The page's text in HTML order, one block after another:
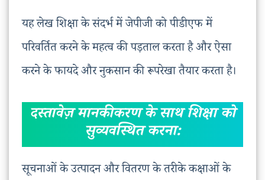
यह लेख शिक्षा के संदर्भ में जेपीजी को पीडीएफ में
परिवर्तित करने के महत्व की पड़ताल करता है और ऐसा
करने के फायदे और नुकसान की रूपरेखा तैयार करता है।
दस्तावेज़ मानकीकरण के साथ शिक्षा को
सुव्यवस्थित करना:
सूचनाओं के उत्पादन और वितरण के तरीके कक्षाओं के